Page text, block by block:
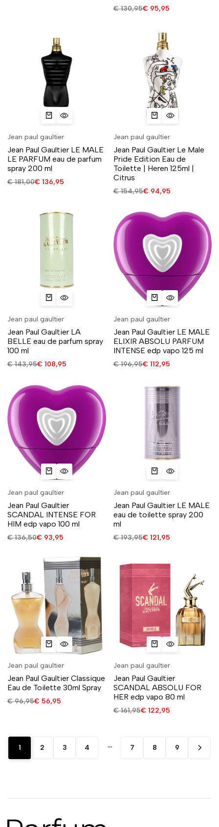
€130,95€95,95
Jean paul gaultier
Jean Paul Gaultier LE MALE
LE PARFUM eau de parfum
spray 200 ml
€181,00€ 136,95
Jean paul gaultier
Jean Paul Gaultier Le Male
Pride Edition Eau de
Toilette | Heren 125ml |
Citrus
€154,95€94,95
Jean paul gaultier
Jean Paul Gaultier LA
BELLE eau de parfum spray
100 ml
€143,95€ 108,95
Jean paul gaultier
Jean Paul Gaultier LE MALE
ELIXIR ABSOLU PARFUM
INTENSE edp vapo 125 ml
€196,95€112,95
Jean paul gaultier
Jean Paul Gaultier
SCANDAL INTENSE FOR
HIM edp vapo 100 ml
€136,50€ 93,95
Jean paul gaultier
Jean Paul Gaultier LE MALE
eau de toilette spray 200
ml
€193,95€121,95
Jean paul gaultier
Jean Paul Gaultier Classique
Eau de Toilette 30ml Spray
€96,95€ 56,95
Jean paul gaultier
Jean Paul Gaultier
SCANDAL ABSOLU FOR
HER edp vapo 80 ml
€161,95€122,95
1 2 3 4 … 7 8 9